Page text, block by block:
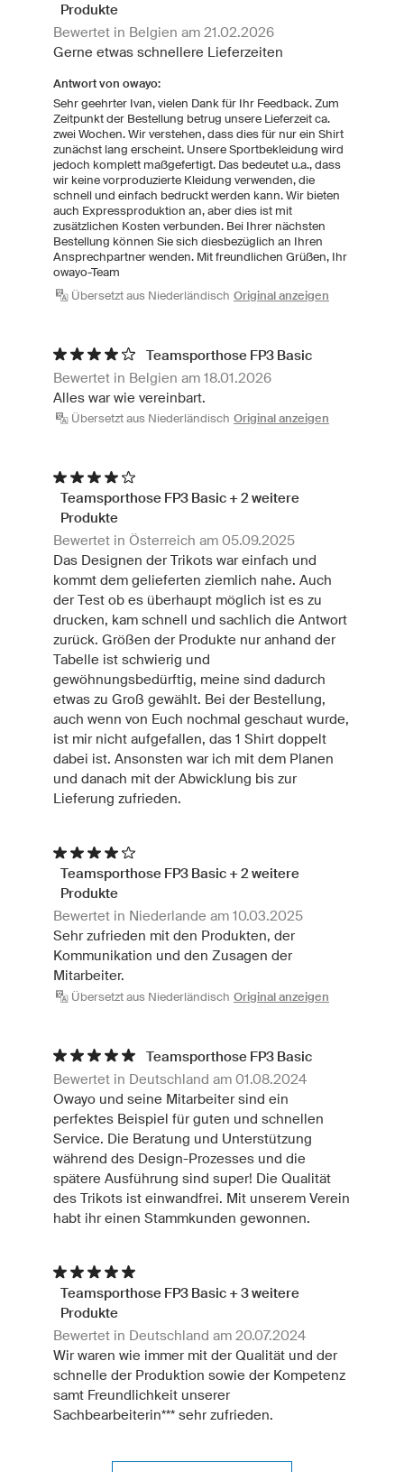
Produkte
Bewertet in Belgien am 21.02.2026
Gerne etwas schnellere Lieferzeiten
Antwort von owayo:
Sehr geehrter Ivan, vielen Dank für Ihr Feedback. Zum
Zeitpunkt der Bestellung betrug unsere Lieferzeit ca.
zwei Wochen. Wir verstehen, dass dies für nur ein Shirt
zunächst lang erscheint. Unsere Sportbekleidung wird
jedoch komplett maßgefertigt. Das bedeutet u.a., dass
wir keine vorproduzierte Kleidung verwenden, die
schnell und einfach bedruckt werden kann. Wir bieten
auch Expressproduktion an, aber dies ist mit
zusätzlichen Kosten verbunden. Bei Ihrer nächsten
Bestellung können Sie sich diesbezüglich an Ihren
Ansprechpartner wenden. Mit freundlichen Grüßen, Ihr
owayo-Team
Übersetzt aus Niederländisch Original anzeigen
Teamsporthose FP3 Basic
Bewertet in Belgien am 18.01.2026
Alles war wie vereinbart.
Übersetzt aus Niederländisch Original anzeigen
Teamsporthose FP3 Basic + 2 weitere
Produkte
Bewertet in Österreich am 05.09.2025
Das Designen der Trikots war einfach und
kommt dem gelieferten ziemlich nahe. Auch
der Test ob es überhaupt möglich ist es zu
drucken, kam schnell und sachlich die Antwort
zurück. Größen der Produkte nur anhand der
Tabelle ist schwierig und
gewöhnungsbedürftig, meine sind dadurch
etwas zu Groß gewählt. Bei der Bestellung,
auch wenn von Euch nochmal geschaut wurde,
ist mir nicht aufgefallen, das 1 Shirt doppelt
dabei ist. Ansonsten war ich mit dem Planen
und danach mit der Abwicklung bis zur
Lieferung zufrieden.
Teamsporthose FP3 Basic + 2 weitere
Produkte
Bewertet in Niederlande am 10.03.2025
Sehr zufrieden mit den Produkten, der
Kommunikation und den Zusagen der
Mitarbeiter.
Übersetzt aus Niederländisch Original anzeigen
Teamsporthose FP3 Basic
Bewertet in Deutschland am 01.08.2024
Owayo und seine Mitarbeiter sind ein
perfektes Beispiel für guten und schnellen
Service. Die Beratung und Unterstützung
während des Design-Prozesses und die
spätere Ausführung sind super! Die Qualität
des Trikots ist einwandfrei. Mit unserem Verein
habt ihr einen Stammkunden gewonnen.
Teamsporthose FP3 Basic + 3 weitere
Produkte
Bewertet in Deutschland am 20.07.2024
Wir waren wie immer mit der Qualität und der
schnelle der Produktion sowie der Kompetenz
samt Freundlichkeit unserer
Sachbearbeiterin*** sehr zufrieden.